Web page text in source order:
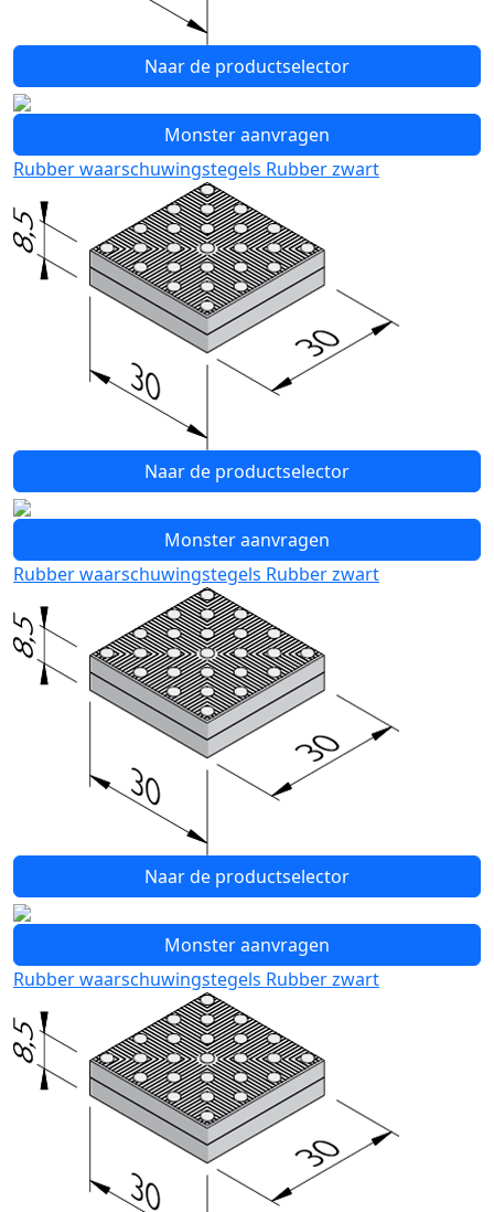
Naar de productselector
Monster aanvragen
Rubber waarschuwingstegels Rubber zwart
Naar de productselector
Monster aanvragen
Rubber waarschuwingstegels Rubber zwart
Naar de productselector
Monster aanvragen
Rubber waarschuwingstegels Rubber zwart